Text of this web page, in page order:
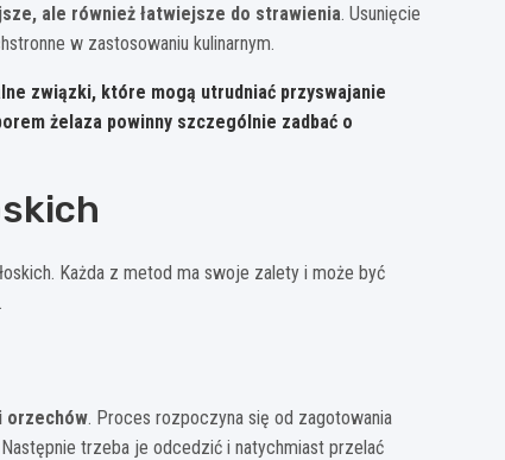
ale również łatwiejsze do strawienia. Usunięcie
w zastosowaniu kulinarnym.
związki, które mogą utrudniać przyswajanie
żelaza powinny szczególnie zadbać o
Każda z metod ma swoje zalety i może być
orzechów. Proces rozpoczyna się od zagotowania
trzeba je odcedzić i natychmiast przelać